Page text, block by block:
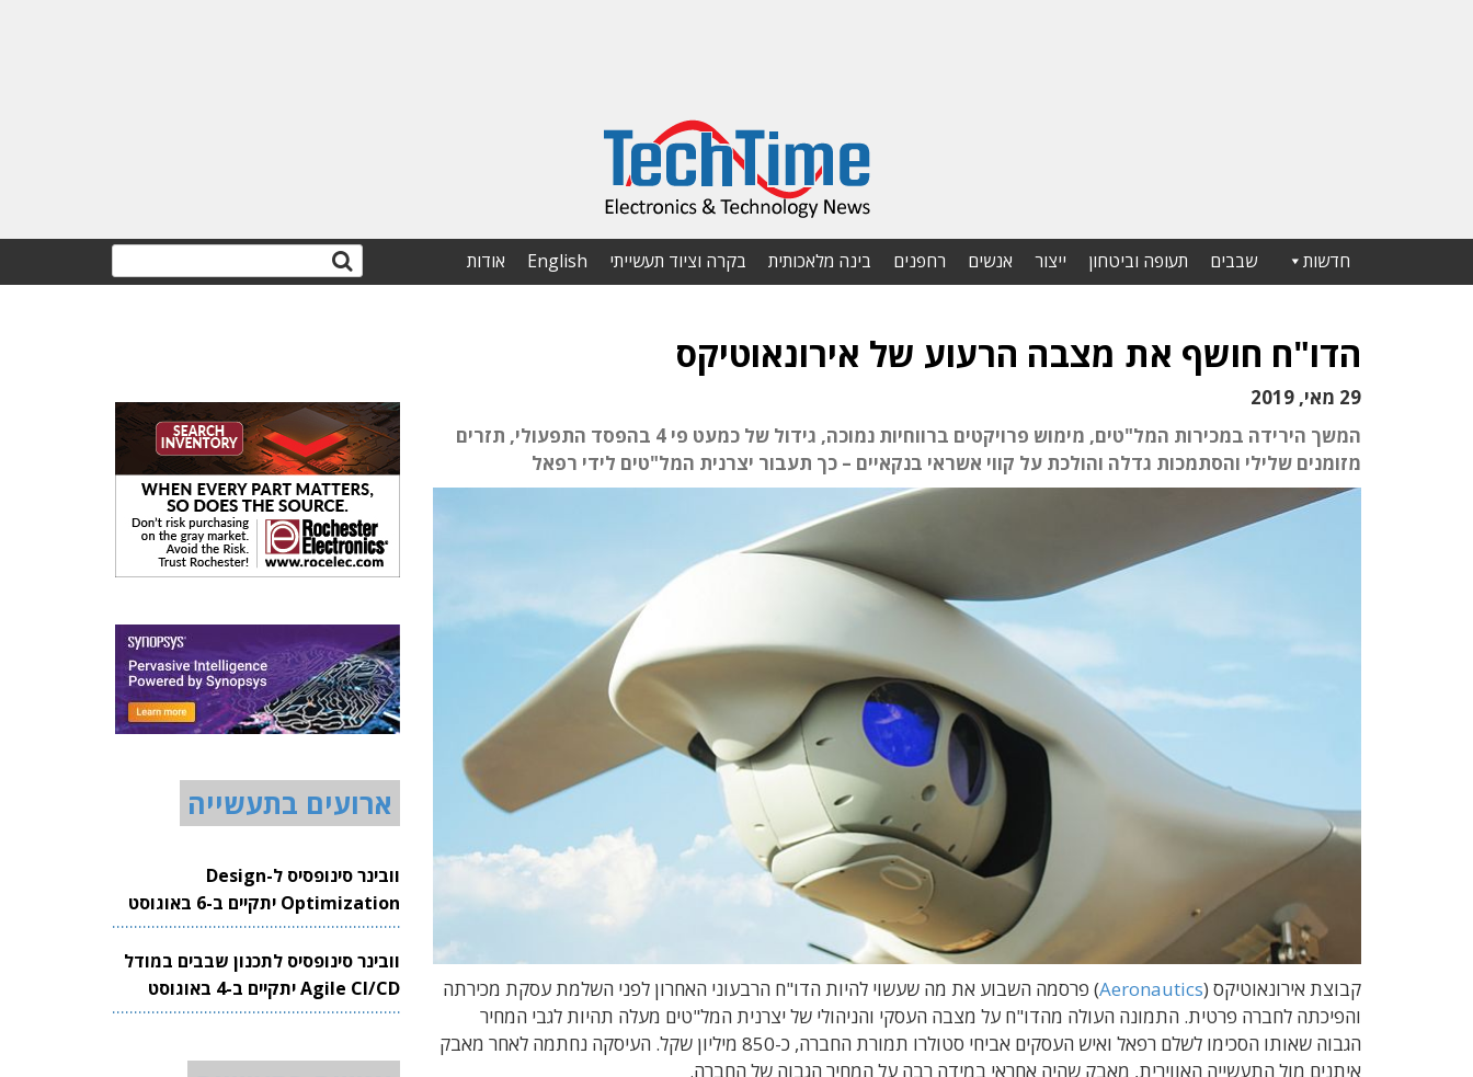
חדשות שבבים תעופה וביטחון ייצור אנשים רחפנים בינה מלאכותית בקרה וציוד תעשייתי English אודות
הדו"ח חושף את מצבה הרעוע של אירונאוטיקס
29 מאי, 2019
המשך הירידה במכירות המל"טים, מימוש פרויקטים ברווחיות נמוכה, גידול של כמעט פי 4 בהפסד התפעולי, תזרים
מזומנים שלילי והסתמכות גדלה והולכת על קווי אשראי בנקאיים – כך תעבור יצרנית המל"טים לידי רפאל
קבוצת אירונאוטיקס (Aeronautics) פרסמה השבוע את מה שעשוי להיות הדו"ח הרבעוני האחרון לפני השלמת עסקת מכירתה
והפיכתה לחברה פרטית. התמונה העולה מהדו"ח על מצבה העסקי והניהולי של יצרנית המל"טים מעלה תהיות לגבי המחיר
הגבוה שאותו הסכימו לשלם רפאל ואיש העסקים אביחי סטולרו תמורת החברה, כ-850 מיליון שקל. העיסקה נחתמה לאחר מאבק
איתנים מול התעשייה האווירית, מאבק שהיה אחראי במידה רבה על המחיר הגבוה של החברה.
ארועים בתעשייה
וובינר סינופסיס ל-Design
Optimization יתקיים ב-6 באוגוסט
2026
וובינר סינופסיס לתכנון שבבים במודל
Agile CI/CD יתקיים ב-4 באוגוסט
2026